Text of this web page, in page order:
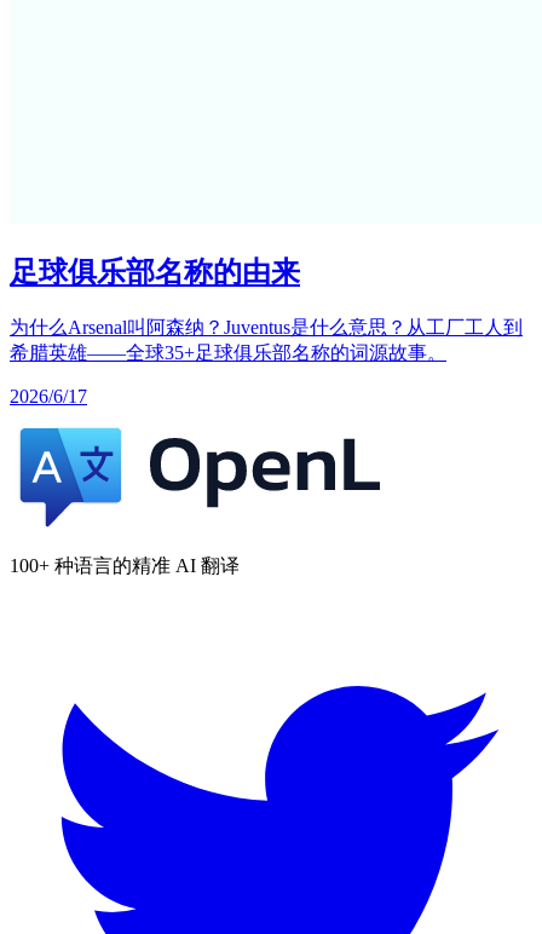
足球俱乐部名称的由来
为什么Arsenal叫阿森纳？Juventus是什么意思？从工厂工人到
希腊英雄——全球35+足球俱乐部名称的词源故事。
2026/6/17
100+ 种语言的精准 AI 翻译